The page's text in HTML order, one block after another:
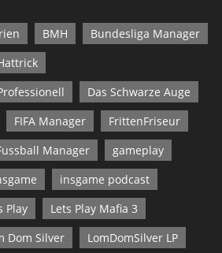
BMH
Bundesliga Manager
Das Schwarze Auge
FIFA Manager
FrittenFriseur
Manager
gameplay
insgame podcast
Play
Lets Play Mafia 3
Dom Silver
LomDomSilver LP